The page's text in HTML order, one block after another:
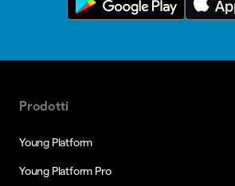
Prodotti
Young Platform
Young Platform Pro